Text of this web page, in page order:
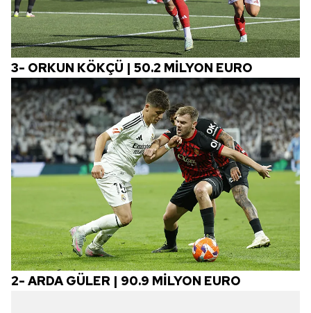
3- ORKUN KÖKÇÜ | 50.2 MİLYON EURO
2- ARDA GÜLER | 90.9 MİLYON EURO